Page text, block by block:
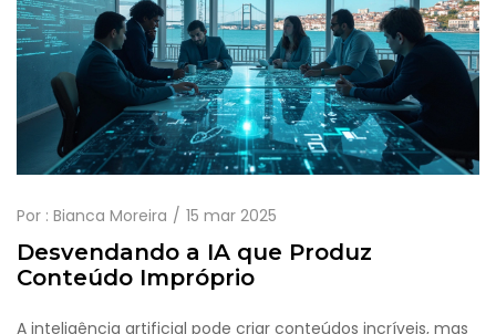
Por : Bianca Moreira 15 mar 2025
Desvendando a IA que Produz
Conteúdo Impróprio
A inteligência artificial pode criar conteúdos incríveis, mas